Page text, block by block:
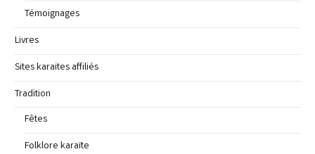
Témoignages
Livres
Sites karaites affiliés
Tradition
Fêtes
Folklore karaïte